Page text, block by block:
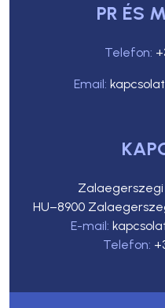
PR ÉS
Telefon:
Email:
HU–8900
E-mail:
Telefon: